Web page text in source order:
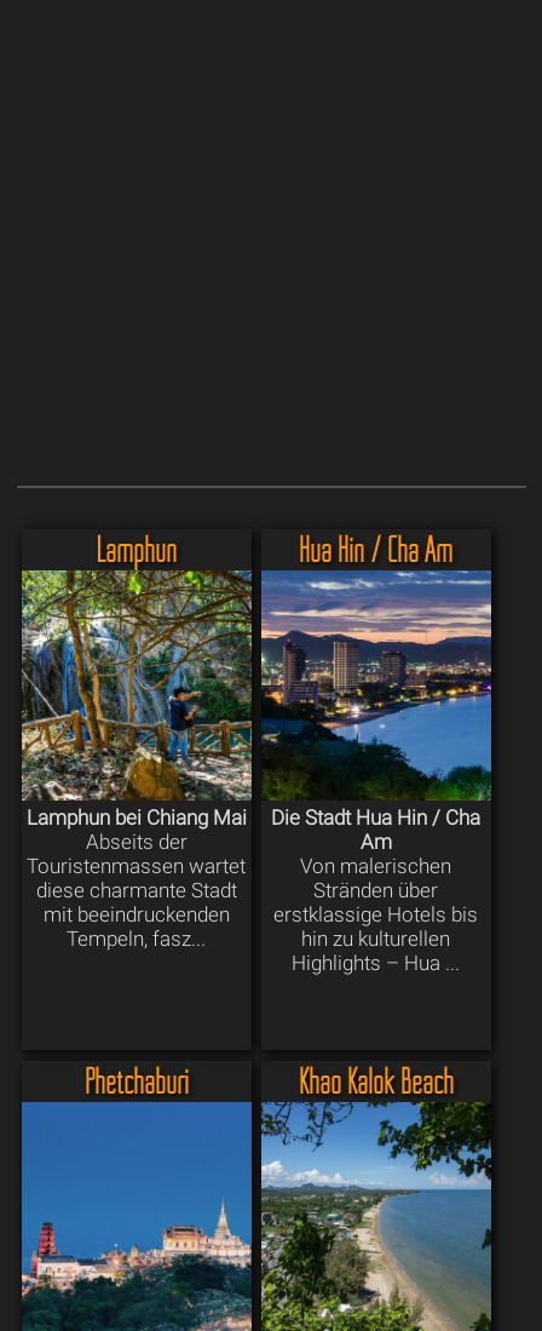
Lamphun
Lamphun bei Chiang Mai
Abseits der
Touristenmassen wartet
diese charmante Stadt
mit beeindruckenden
Tempeln, fasz...
Hua Hin / Cha Am
Die Stadt Hua Hin / Cha
Am
Von malerischen
Stränden über
erstklassige Hotels bis
hin zu kulturellen
Highlights – Hua ...
Phetchaburi Khao Kalok Beach